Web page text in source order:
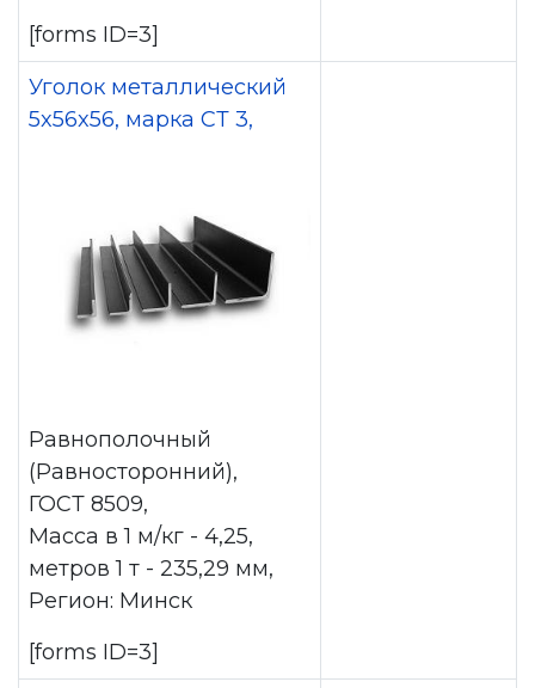
[forms ID=3]
Уголок металлический
5x56x56, марка СТ 3,
Равнополочный
(Равносторонний),
ГОСТ 8509,
Масса в 1 м/кг - 4,25,
метров 1 т - 235,29 мм,
Регион: Минск
[forms ID=3]